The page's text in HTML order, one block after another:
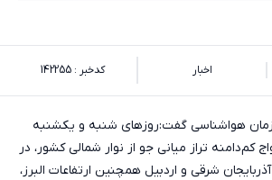
اخبار کدخبر : 142255
هواشناسی گفت:روز‌های شنبه و یکشنبه
امواج کم‌دامنه تراز میانی جو از نوار شمالی کشور، در
شرقی و اردبیل همچنین ارتفاعات البرز،